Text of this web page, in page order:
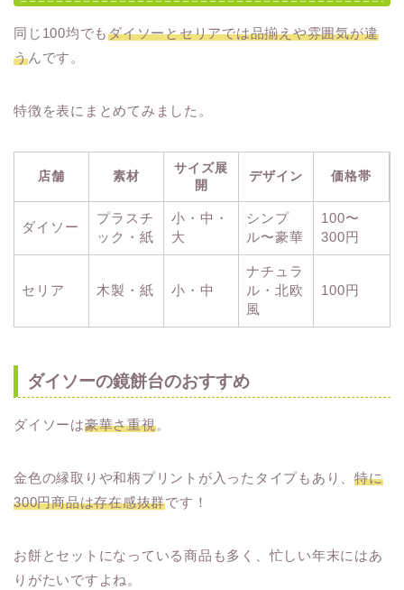
同じ100均でもダイソーとセリアでは品揃えや雰囲気が違
うんです。
特徴を表にまとめてみました。
店舗 素材
サイズ展
開
デザイン 価格帯
ダイソー
プラスチ
ック・紙
小・中・
大
シンプ
ル〜豪華
100〜
300円
セリア 木製・紙 小・中
ナチュラ
ル・北欧
風
100円
ダイソーの鏡餅台のおすすめ
ダイソーは豪華さ重視。
金色の縁取りや和柄プリントが入ったタイプもあり、特に
300円商品は存在感抜群です！
お餅とセットになっている商品も多く、忙しい年末にはあ
りがたいですよね。